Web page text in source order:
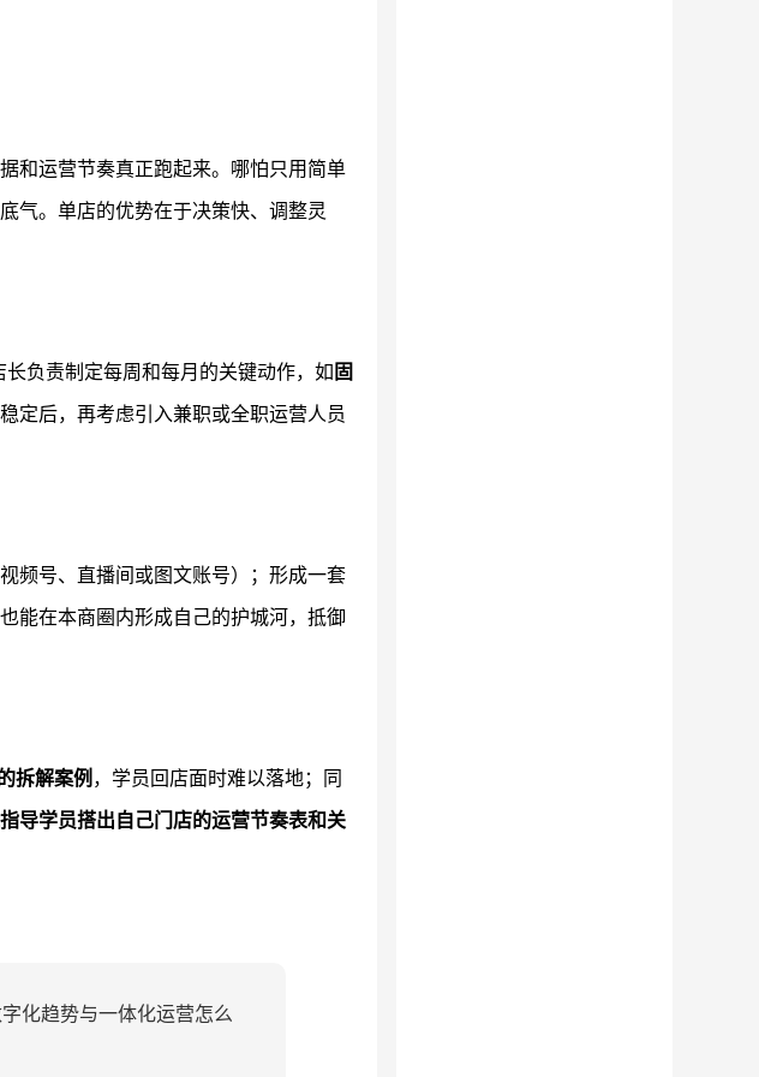
和运营节奏真正跑起来。哪怕只用简单
气。单店的优势在于决策快、调整灵
负责制定每周和每月的关键动作，如固
定后，再考虑引入兼职或全职运营人员
频号、直播间或图文账号）；形成一套
能在本商圈内形成自己的护城河，抵御
拆解案例 ，学员回店面时难以落地；同
导学员搭出自己门店的运营节奏表和关
化趋势与一体化运营怎么